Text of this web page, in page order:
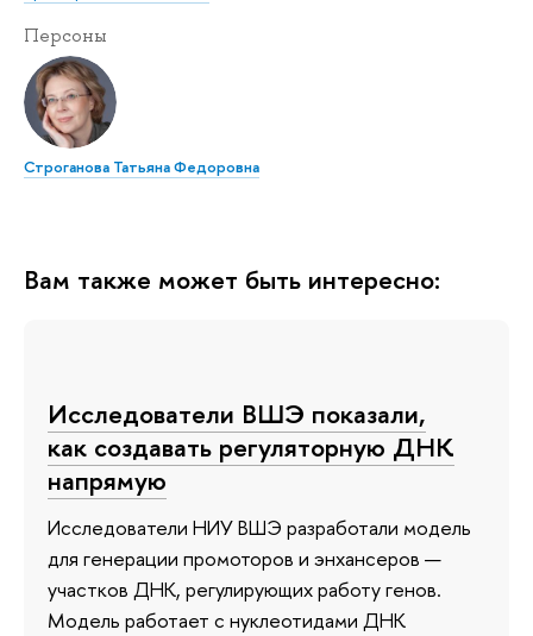
Персоны
Строганова Татьяна Федоровна
Вам также может быть интересно:
Исследователи ВШЭ показали,
как создавать регуляторную ДНК
напрямую
Исследователи НИУ ВШЭ разработали модель
для генерации промоторов и энхансеров —
участков ДНК, регулирующих работу генов.
Модель работает с нуклеотидами ДНК